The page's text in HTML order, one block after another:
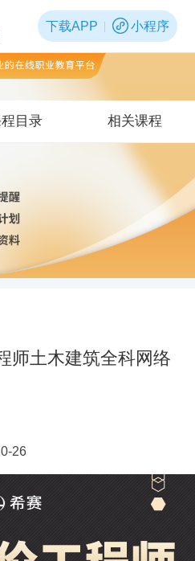
下载APP 小程序
师土木建筑全科网络
26
目录 相关课程